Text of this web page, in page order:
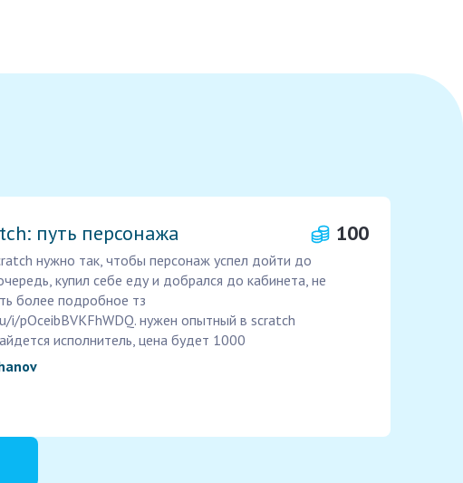
путь персонажа 100
нужно так, чтобы персонаж успел дойти до
купил себе еду и добрался до кабинета, не
более подробное тз
i/pOceibBVKFhWDQ. нужен опытный в scratch
исполнитель, цена будет 1000